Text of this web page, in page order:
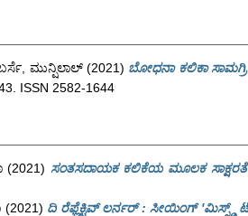
ಮುನ್ಷಿಲಾಲ್(2021) ಬೋಧನಾ ಕಲಿಕಾ
ISSN 2582-1644
(2021) ಸಂತಸದಾಯಕ ಕಲಿಕೆಯ ಮೂಲಕ
(2021) ದಿ ರೆಫ್ಲೆಕ್ಟಿವ್ ಲರ್ನರ್ : ಸೀಯಿಂಗ್ 'ಮಿಸ್ಸ್ಡ್